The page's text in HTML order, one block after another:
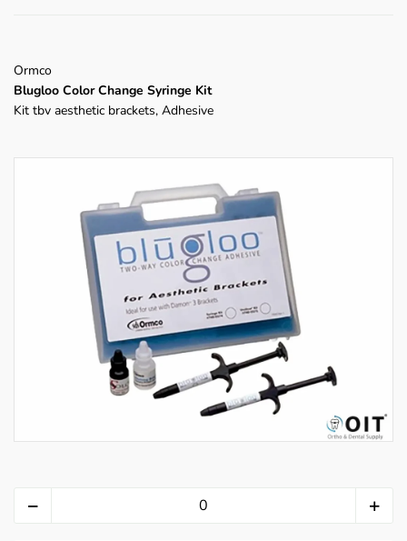
Ormco
Blugloo Color Change Syringe Kit
Kit tbv aesthetic brackets, Adhesive